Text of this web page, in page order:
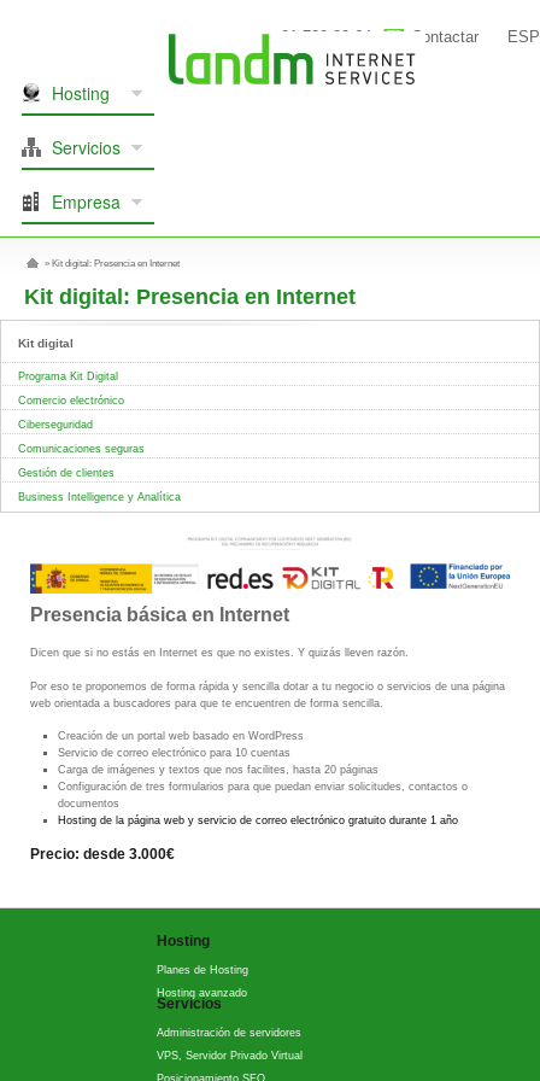
91 739 80 64 Contactar ESP
Hosting
Servicios
Empresa
» Kit digital: Presencia en Internet
Kit digital: Presencia en Internet
Kit digital
Programa Kit Digital
Comercio electrónico
Ciberseguridad
Comunicaciones seguras
Gestión de clientes
Business Intelligence y Analítica
Presencia básica en Internet
Dicen que si no estás en Internet es que no existes. Y quizás lleven razón.
Por eso te proponemos de forma rápida y sencilla dotar a tu negocio o servicios de una página
web orientada a buscadores para que te encuentren de forma sencilla.
Creación de un portal web basado en WordPress
Servicio de correo electrónico para 10 cuentas
Carga de imágenes y textos que nos facilites, hasta 20 páginas
Configuración de tres formularios para que puedan enviar solicitudes, contactos o
documentos
Hosting de la página web y servicio de correo electrónico gratuito durante 1 año
Precio: desde 3.000€
Hosting
Planes de Hosting
Hosting avanzado
Servicios
Administración de servidores
VPS, Servidor Privado Virtual